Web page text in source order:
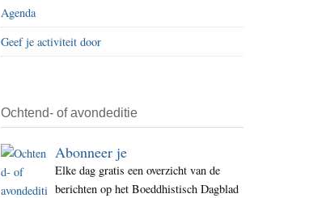
i
t
e
Agenda
Geef je activiteit door
Ochtend- of avondeditie
Abonneer je
Elke dag gratis een overzicht van de
berichten op het Boeddhistisch Dagblad